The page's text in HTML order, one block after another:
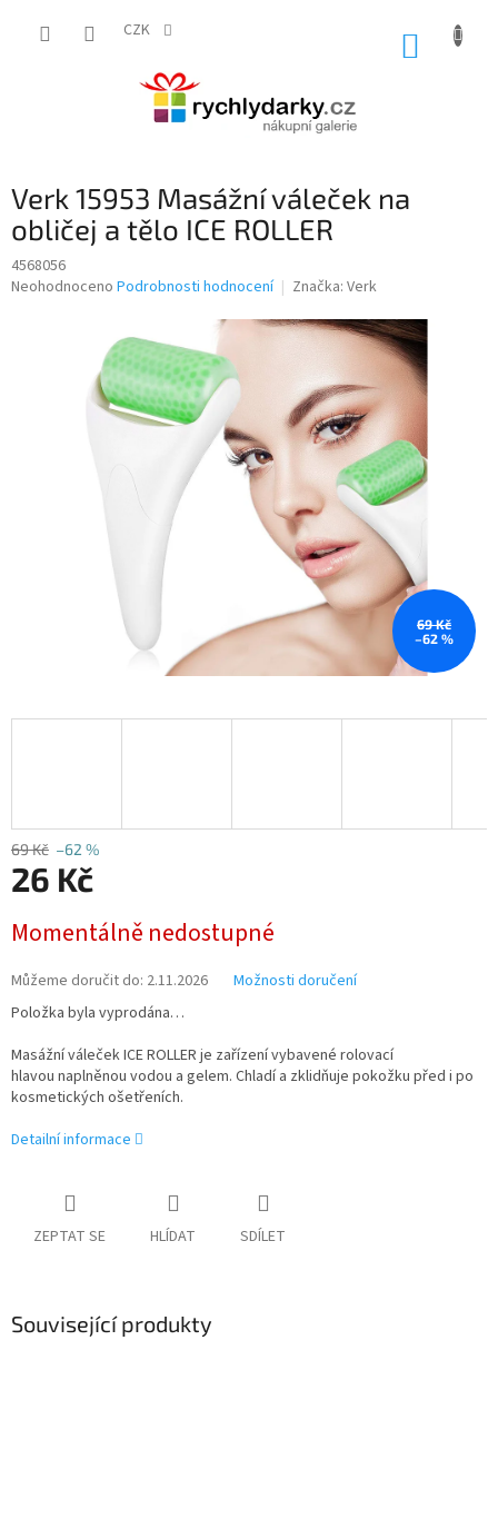
CZK
Verk 15953 Masážní váleček na
obličej a tělo ICE ROLLER
4568056
Průměrné
Neohodnoceno Podrobnosti hodnocení Značka: Verk
69 Kč
–62 %
69 Kč –62 %
26 Kč
cena:
Momentálně nedostupné
Můžeme doručit do: 2.11.2026
Možnosti doručení
Položka byla vyprodána…
Masážní váleček ICE ROLLER je zařízení vybavené rolovací
hlavou naplněnou vodou a gelem. Chladí a zklidňuje pokožku před i po
kosmetických ošetřeních.
Detailní informace
ZEPTAT SE HLÍDAT SDÍLET
Související produkty